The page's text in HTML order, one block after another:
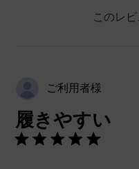
このレ
ご利用者様
履きやすい